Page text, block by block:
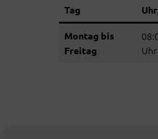
Tag
Montag bis
Freitag
Uhr